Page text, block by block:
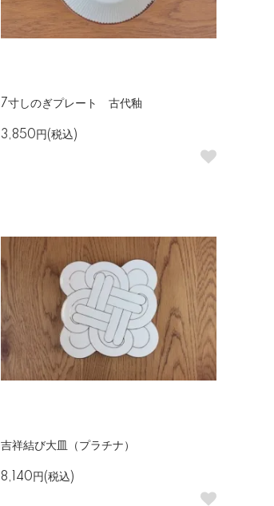
7寸しのぎプレート 古代釉
3,850円(税込)
吉祥結び大皿（プラチナ）
8,140円(税込)